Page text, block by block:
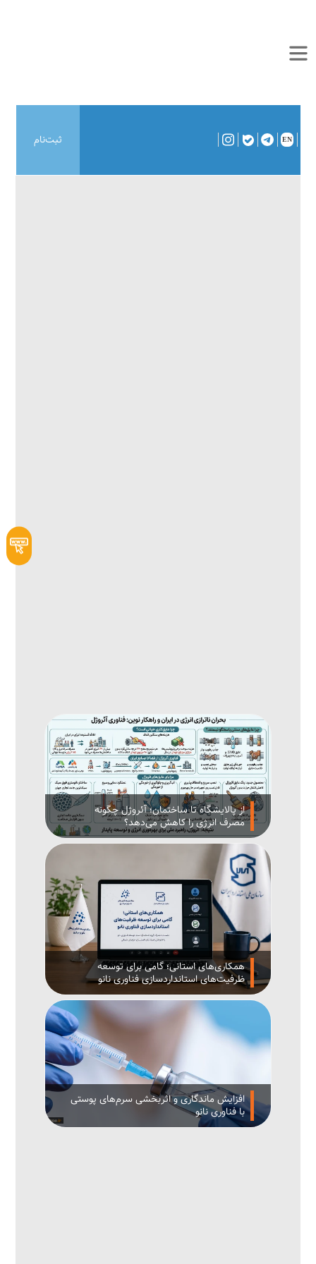
ثبت‌نام
از پالایشگاه تا ساختمان؛ آئروژل چگونه
مصرف انرژی را کاهش می‌دهد؟
همکاری‌های استانی؛ گامی برای توسعه
ظرفیت‌های استانداردسازی فناوری نانو
افزایش ماندگاری و اثربخشی سرم‌های پوستی
با فناوری نانو